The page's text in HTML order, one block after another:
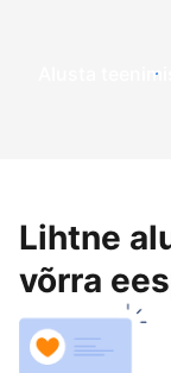
Alusta
Lihtne
võrra